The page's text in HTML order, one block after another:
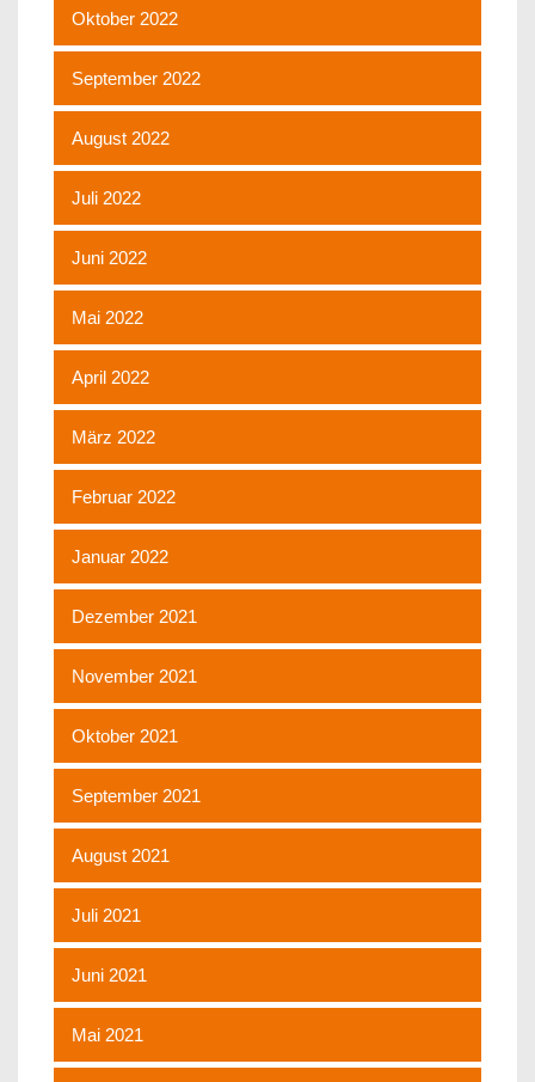
Oktober 2022
September 2022
August 2022
Juli 2022
Juni 2022
Mai 2022
April 2022
März 2022
Februar 2022
Januar 2022
Dezember 2021
November 2021
Oktober 2021
September 2021
August 2021
Juli 2021
Juni 2021
Mai 2021